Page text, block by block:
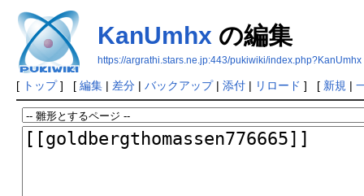
KanUmhx の編集
https://argrathi.stars.ne.jp:443/pukiwiki/index.php?KanUmhx
[ トップ] [ 編集| 差分| バックアップ| 添付| リロード ] [ 新規 |